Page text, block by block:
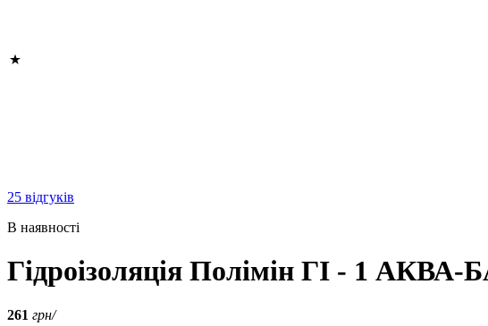
25 відгуків
В наявності
Гідроізоляція Полімін ГІ - 1
261 грн/